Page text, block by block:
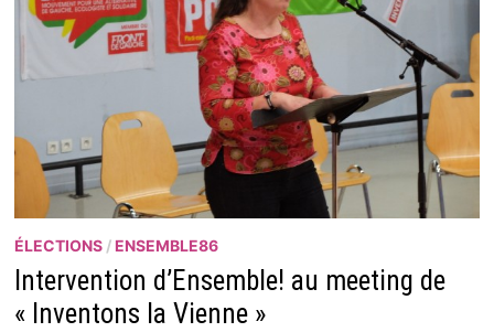
ÉLECTIONS/ ENSEMBLE86
Intervention d’Ensemble! au meeting de
« Inventons la Vienne »